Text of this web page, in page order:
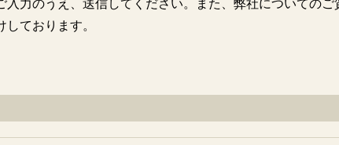
入力のうえ、送信してください。また、弊社についてのご
しております。